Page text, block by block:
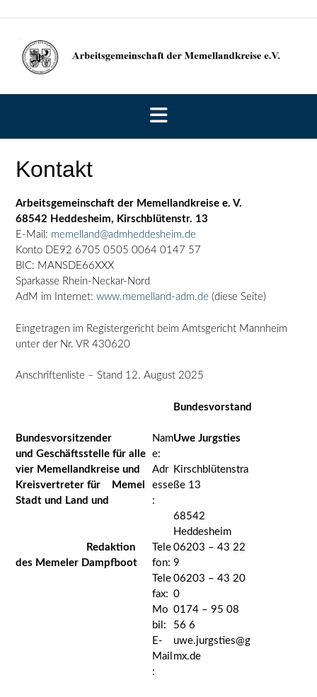
Kontakt
Arbeitsgemeinschaft der Memellandkreise e. V.
68542 Heddesheim, Kirschblütenstr. 13
E-Mail: memelland@admheddesheim.de
Konto DE92 6705 0505 0064 0147 57
BIC: MANSDE66XXX
Sparkasse Rhein-Neckar-Nord
AdM im Internet: www.memelland-adm.de (diese Seite)
Eingetragen im Registergericht beim Amtsgericht Mannheim
unter der Nr. VR 430620
Anschriftenliste – Stand 12. August 2025
Bundesvorstand
Bundesvorsitzender
und Geschäftsstelle für alle
vier Memellandkreise und
Kreisvertreter für Memel
Stadt und Land und
Redaktion
des Memeler Dampfboot
Nam
e:
Uwe Jurgsties
Adr
esse
:
Kirschblütenstra
ße 13
68542
Heddesheim
Tele
fon:
06203 – 43 22
9
Tele
fax:
06203 – 43 20
0
Mo
bil:
0174 – 95 08
56 6
E-
Mail
:
uwe.jurgsties@g
mx.de